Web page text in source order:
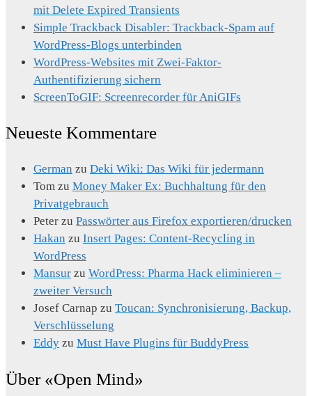
mit Delete Expired Transients
Simple Trackback Disabler: Trackback-Spam auf
WordPress-Blogs unterbinden
WordPress-Websites mit Zwei-Faktor-
Authentifizierung sichern
ScreenToGIF: Screenrecorder für AniGIFs
Neueste Kommentare
German zu Deki Wiki: Das Wiki für jedermann
Tom zu Money Maker Ex: Buchhaltung für den
Privatgebrauch
Peter zu Passwörter aus Firefox exportieren/drucken
Hakan zu Insert Pages: Content-Recycling in
WordPress
Mansur zu WordPress: Pharma Hack eliminieren –
zweiter Versuch
Josef Carnap zu Toucan: Synchronisierung, Backup,
Verschlüsselung
Eddy zu Must Have Plugins für BuddyPress
Über «Open Mind»